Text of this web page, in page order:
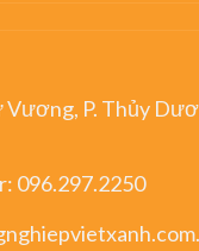
P. Thủy
096.297.2250